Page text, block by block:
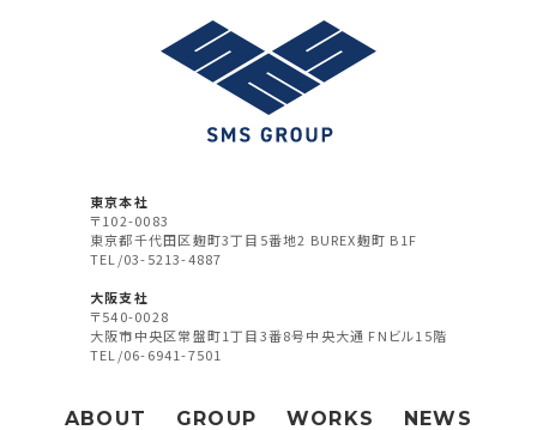
東京本社
〒102-0083
東京都千代田区麹町3丁目5番地2 BUREX麹町 B1F
TEL/03-5213-4887
大阪支社
〒540-0028
大阪市中央区常盤町1丁目3番8号中央大通 FNビル15階
TEL/06-6941-7501
ABOUT GROUP WORKS NEWS